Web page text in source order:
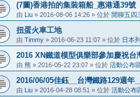
(7圖)香港拍的集裝箱船_惠港通39號
由 Liu » 2016-08-06 14:26 » 位於 閒聊五四
扭蛋火車工地
由 Timmy » 2016-06-23 11:07 » 位於 日本
2016 XN鐵道模型俱樂部參加慶祝
由 熊 » 2016-05-22 23:07 » 位於 活動公布
2016/06/05佳鈺__台灣鐵路129週年
由 Liu » 2016-04-28 08:51 » 位於 活動公布